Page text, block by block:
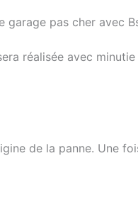
pas cher avec
réalisée avec
de la panne. Une